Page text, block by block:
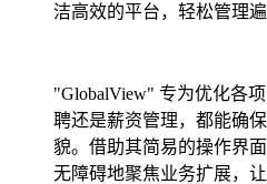
洁高效的平台，轻松管理遍
"GlobalView" 专为优化各
聘还是薪资管理，都能确
貌。借助其简易的操作界
无障碍地聚焦业务扩展，